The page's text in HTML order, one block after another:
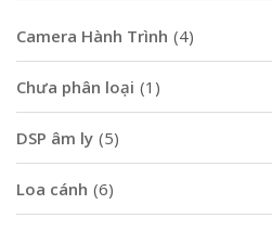
Camera Hành Trình (4)
Chưa phân loại (1)
DSP âm ly (5)
Loa cánh (6)